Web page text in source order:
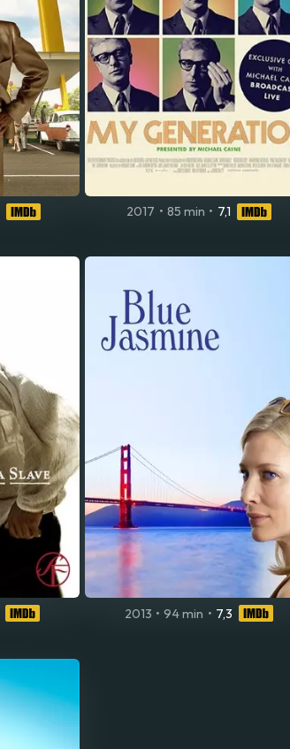
2017 • 85 min • 7,1
2013 • 94 min • 7,3